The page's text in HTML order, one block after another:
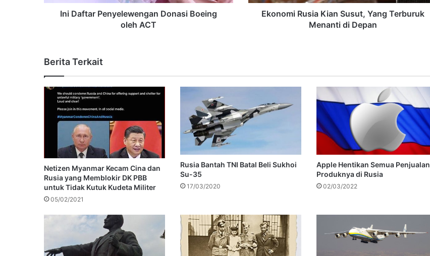
Ini Daftar Penyelewengan Donasi Boeing
oleh ACT
Ekonomi Rusia Kian Susut, Yang Terburuk
Menanti di Depan
Berita Terkait
Netizen Myanmar Kecam Cina dan
Rusia yang Memblokir DK PBB
untuk Tidak Kutuk Kudeta Militer
05/02/2021
Rusia Bantah TNI Batal Beli Sukhoi
Su-35
17/03/2020
Apple Hentikan Semua Penjualan
Produknya di Rusia
02/03/2022